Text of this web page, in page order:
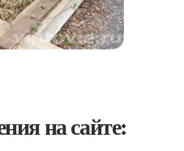
на сайте: